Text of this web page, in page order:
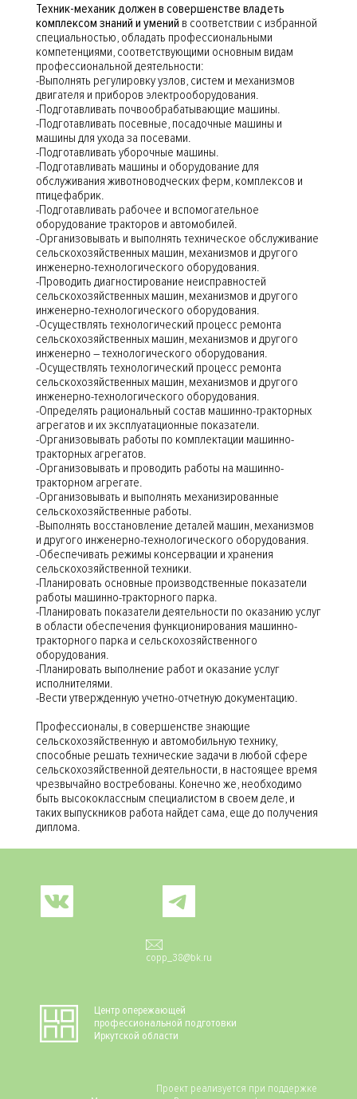
Техник-механик должен в совершенстве владеть
комплексом знаний и умений в соответствии с избранной
специальностью, обладать профессиональными
компетенциями, соответствующими основным видам
профессиональной деятельности:
-Выполнять регулировку узлов, систем и механизмов
двигателя и приборов электрооборудования.
-Подготавливать почвообрабатывающие машины.
-Подготавливать посевные, посадочные машины и
машины для ухода за посевами.
-Подготавливать уборочные машины.
-Подготавливать машины и оборудование для
обслуживания животноводческих ферм, комплексов и
птицефабрик.
-Подготавливать рабочее и вспомогательное
оборудование тракторов и автомобилей.
-Организовывать и выполнять техническое обслуживание
сельскохозяйственных машин, механизмов и другого
инженерно-технологического оборудования.
-Проводить диагностирование неисправностей
сельскохозяйственных машин, механизмов и другого
инженерно-технологического оборудования.
-Осуществлять технологический процесс ремонта
сельскохозяйственных машин, механизмов и другого
инженерно – технологического оборудования.
-Осуществлять технологический процесс ремонта
сельскохозяйственных машин, механизмов и другого
инженерно-технологического оборудования.
-Определять рациональный состав машинно-тракторных
агрегатов и их эксплуатационные показатели.
-Организовывать работы по комплектации машинно-
тракторных агрегатов.
-Организовывать и проводить работы на машинно-
тракторном агрегате.
-Организовывать и выполнять механизированные
сельскохозяйственные работы.
-Выполнять восстановление деталей машин, механизмов
и другого инженерно-технологического оборудования.
-Обеспечивать режимы консервации и хранения
сельскохозяйственной техники.
-Планировать основные производственные показатели
работы машинно-тракторного парка.
-Планировать показатели деятельности по оказанию услуг
в области обеспечения функционирования машинно-
тракторного парка и сельскохозяйственного
оборудования.
-Планировать выполнение работ и оказание услуг
исполнителями.
-Вести утвержденную учетно-отчетную документацию.
Профессионалы, в совершенстве знающие
сельскохозяйственную и автомобильную технику,
способные решать технические задачи в любой сфере
сельскохозяйственной деятельности, в настоящее время
чрезвычайно востребованы. Конечно же, необходимо
быть высококлассным специалистом в своем деле, и
таких выпускников работа найдет сама, еще до получения
диплома.
Social
copp_38@bk.ru
Центр опережающей
профессиональной подготовки
Иркутской области
Проект реализуется при поддержке